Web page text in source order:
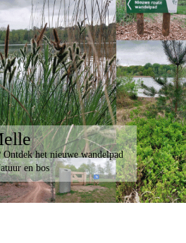
het nieuwe wandelpad
en bos